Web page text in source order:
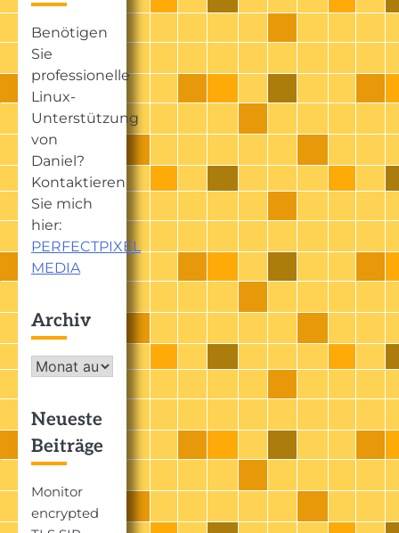
Benötigen
Sie
professionelle
Linux-
Unterstützung
von
Daniel?
Kontaktieren
Sie mich
hier:
PERFECTPIXEL
MEDIA
Archiv
Archiv
Neueste
Beiträge
Monitor
encrypted